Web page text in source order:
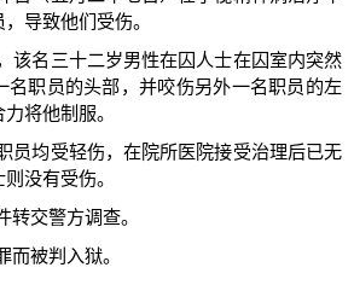
导致他们受伤。
名三十二岁男性在囚人士在囚室内突然
名职员的头部，并咬伤另外一名职员的左
将他制服。
均受轻伤，在院所医院接受治理后已无
没有受伤。
交警方调查。
被判入狱。